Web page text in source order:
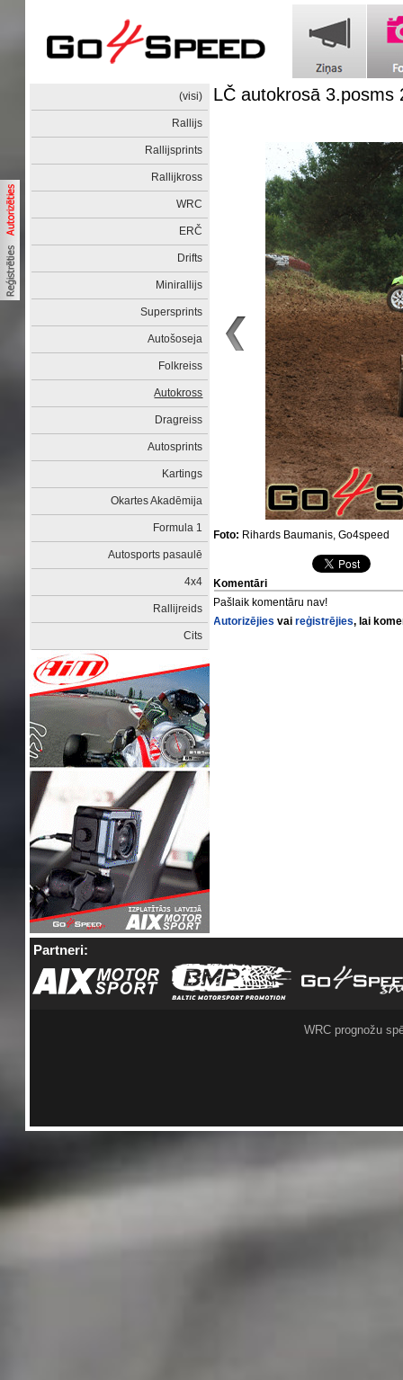
(visi)
Rallijs
Rallijsprints
Rallijkross
WRC
ERČ
Drifts
Minirallijs
Supersprints
Autošoseja
Folkreiss
Autokross
Dragreiss
Autosprints
Kartings
Okartes Akadēmija
Formula 1
Autosports pasaulē
4x4
Rallijreids
Cits
LČ autokrosā 3.posms
Foto: Rihards Baumanis, Go4speed
Komentāri
Pašlaik komentāru nav!
Autorizējies vaireģistrējies, lai
Partneri:
WRC prognožu